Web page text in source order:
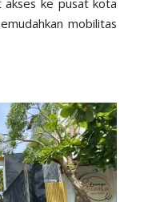
akses ke pusat kota
mobilitas